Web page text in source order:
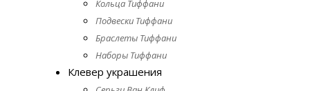
Кольца Тиффани
Подвески Тиффани
Браслеты Тиффани
Наборы Тиффани
Клевер украшения